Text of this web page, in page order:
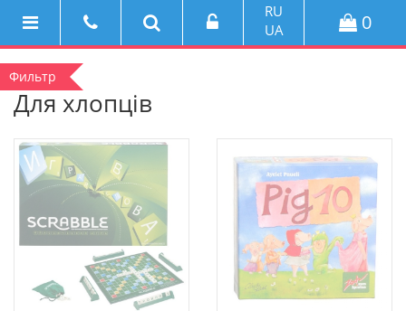
RU
UA
0
Фильтр
Для хлопців